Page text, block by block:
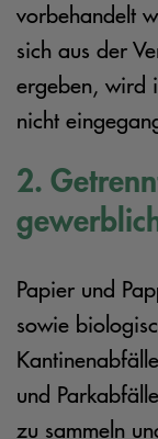
vorbehandelt
sich aus der
ergeben, wird
nicht
2.
Papier und
sowie
und
zu sammeln